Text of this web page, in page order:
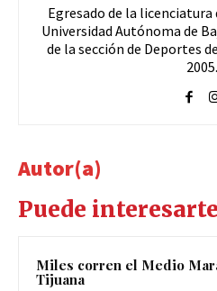
Egresado de la
Universidad Autónoma de
de la sección de Deportes
2005.
Autor(a)
Puede interesarte
Miles corren el Medio
Tijuana